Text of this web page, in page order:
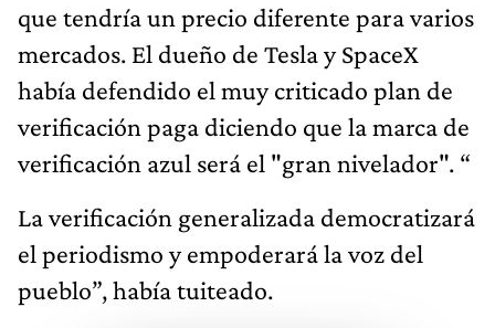
que tendría un precio diferente para varios
mercados. El dueño de Tesla y SpaceX
había defendido el muy criticado plan de
verificación paga diciendo que la marca de
verificación azul será el "gran nivelador". “
La verificación generalizada democratizará
el periodismo y empoderará la voz del
pueblo”, había tuiteado.